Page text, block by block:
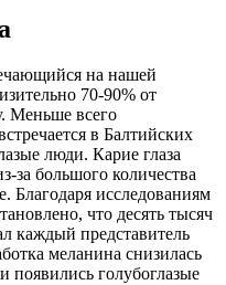
на нашей
70-90% от
Меньше всего
в Балтийских
люди. Карие глаза
за большого количества
Благодаря исследованиям
что десять тысяч
каждый представитель
меланина снизилась
появились голубоглазые